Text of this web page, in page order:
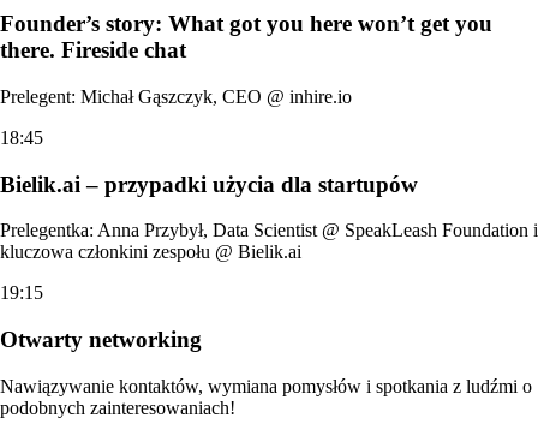
Founder’s story: What got you here won’t get you
there. Fireside chat
Prelegent: Michał Gąszczyk, CEO @ inhire.io
18:45
Bielik.ai – przypadki użycia dla startupów
Prelegentka: Anna Przybył, Data Scientist @ SpeakLeash Foundation i
kluczowa członkini zespołu @ Bielik.ai
19:15
Otwarty networking
Nawiązywanie kontaktów, wymiana pomysłów i spotkania z ludźmi o
podobnych zainteresowaniach!